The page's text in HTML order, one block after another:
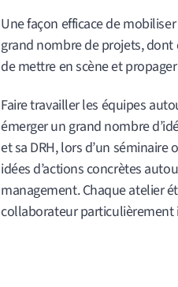
Une façon efficace de
grand nombre de projets,
de mettre en scène et
Faire travailler les équipes
émerger un grand nombre
et sa DRH, lors d’un
idées d’actions concrètes
management. Chaque atelier
collaborateur particulièrement